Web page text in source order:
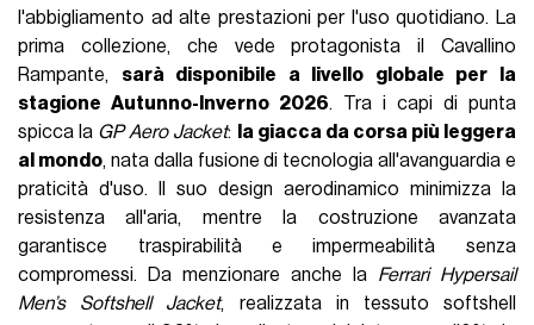
l'abbigliamento ad alte prestazioni per l'uso quotidiano. La
prima collezione, che vede protagonista il Cavallino
Rampante, sarà disponibile a livello globale per la
stagione Autunno-Inverno 2026. Tra i capi di punta
spicca la GP Aero Jacket:
la giacca da corsa più leggera
al mondo, nata dalla fusione di tecnologia all'avanguardia e
praticità d'uso. Il suo design aerodinamico minimizza la
resistenza all'aria, mentre la costruzione avanzata
garantisce traspirabilità e impermeabilità senza
compromessi. Da menzionare anche la Ferrari Hypersail
Men’s Softshell Jacket, realizzata in tessuto softshell